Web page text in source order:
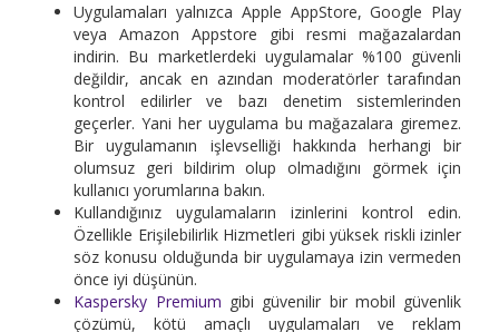
Uygulamaları yalnızca Apple AppStore, Google Play
veya Amazon Appstore gibi resmi mağazalardan
indirin. Bu marketlerdeki uygulamalar %100 güvenli
değildir, ancak en azından moderatörler tarafından
kontrol edilirler ve bazı denetim sistemlerinden
geçerler. Yani her uygulama bu mağazalara giremez.
Bir uygulamanın işlevselliği hakkında herhangi bir
olumsuz geri bildirim olup olmadığını görmek için
kullanıcı yorumlarına bakın.
Kullandığınız uygulamaların izinlerini kontrol edin.
Özellikle Erişilebilirlik Hizmetleri gibi yüksek riskli izinler
söz konusu olduğunda bir uygulamaya izin vermeden
önce iyi düşünün.
Kaspersky Premium gibi güvenilir bir mobil güvenlik
çözümü, kötü amaçlı uygulamaları ve reklam